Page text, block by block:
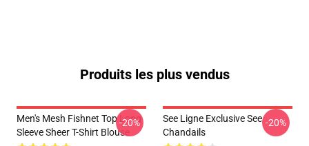
Produits les plus vendus
Men's Mesh Fishnet Top Long
Sleeve Sheer T-Shirt Blouse
-20%
See Ligne Exclusive See
Chandails
-20%